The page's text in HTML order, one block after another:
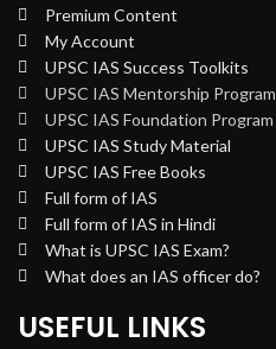
Premium Content
My Account
UPSC IAS Success Toolkits
UPSC IAS Mentorship Program
UPSC IAS Foundation Program
UPSC IAS Study Material
UPSC IAS Free Books
Full form of IAS
Full form of IAS in Hindi
What is UPSC IAS Exam?
What does an IAS officer do?
USEFUL LINKS